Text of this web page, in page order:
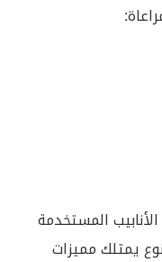
المستخدمة
يمتلك مميزات